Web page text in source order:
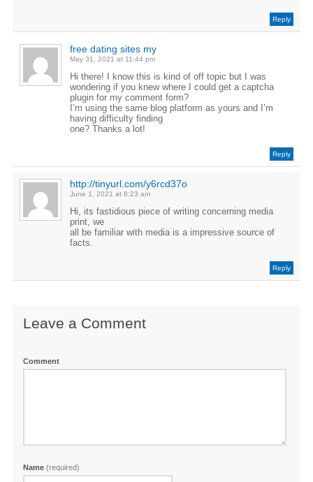
Reply
free dating sites my
May 31, 2021 at 11:44 pm
Hi there! I know this is kind of off topic but I was
wondering if you knew where I could get a captcha
plugin for my comment form?
I’m using the same blog platform as yours and I’m
having difficulty finding
one? Thanks a lot!
Reply
http://tinyurl.com/y6rcd37o
June 1, 2021 at 8:23 am
Hi, its fastidious piece of writing concerning media
print, we
all be familiar with media is a impressive source of
facts.
Reply
Leave a Comment
Comment
Name (required)